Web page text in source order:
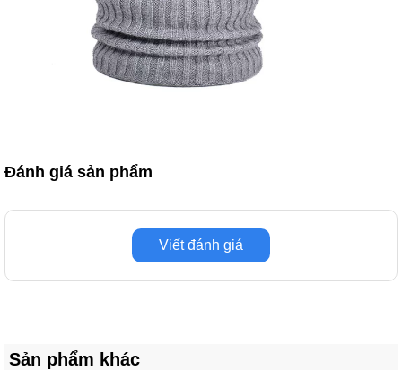
Đánh giá sản phẩm
Viết đánh giá
Sản phẩm khác